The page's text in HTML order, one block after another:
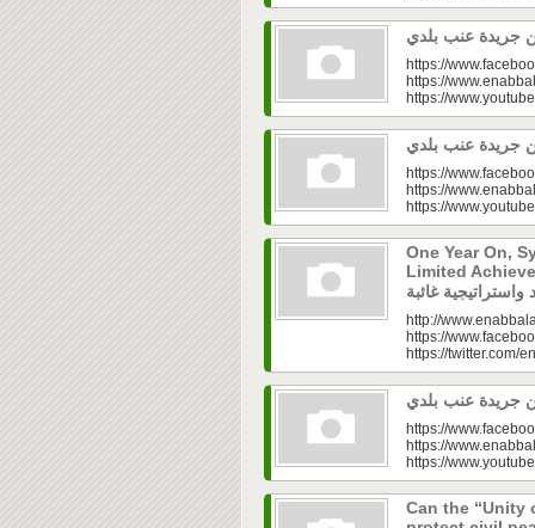
https://
https://
https://
https://
https://
https://
One Year On,
Limited
http://
https://
https://twitter.com/
https://
https://
https://
Can the “Unity